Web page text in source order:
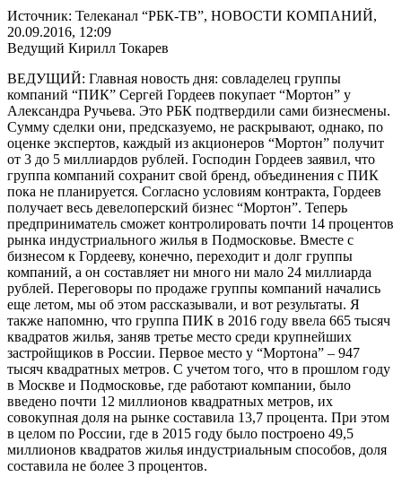
Источник: Телеканал “РБК-ТВ”, НОВОСТИ КОМПАНИЙ,
20.09.2016, 12:09
Ведущий Кирилл Токарев
ВЕДУЩИЙ: Главная новость дня: совладелец группы
компаний “ПИК” Сергей Гордеев покупает “Мортон” у
Александра Ручьева. Это РБК подтвердили сами бизнесмены.
Сумму сделки они, предсказуемо, не раскрывают, однако, по
оценке экспертов, каждый из акционеров “Мортон” получит
от 3 до 5 миллиардов рублей. Господин Гордеев заявил, что
группа компаний сохранит свой бренд, объединения с ПИК
пока не планируется. Согласно условиям контракта, Гордеев
получает весь девелоперский бизнес “Мортон”. Теперь
предприниматель сможет контролировать почти 14 процентов
рынка индустриального жилья в Подмосковье. Вместе с
бизнесом к Гордееву, конечно, переходит и долг группы
компаний, а он составляет ни много ни мало 24 миллиарда
рублей. Переговоры по продаже группы компаний начались
еще летом, мы об этом рассказывали, и вот результаты. Я
также напомню, что группа ПИК в 2016 году ввела 665 тысяч
квадратов жилья, заняв третье место среди крупнейших
застройщиков в России. Первое место у “Мортона” – 947
тысяч квадратных метров. С учетом того, что в прошлом году
в Москве и Подмосковье, где работают компании, было
введено почти 12 миллионов квадратных метров, их
совокупная доля на рынке составила 13,7 процента. При этом
в целом по России, где в 2015 году было построено 49,5
миллионов квадратов жилья индустриальным способов, доля
составила не более 3 процентов.